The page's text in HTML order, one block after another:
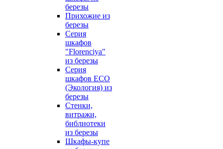
березы
Прихожие из
березы
Серия
шкафов
"Florenciya"
из березы
Серия
шкафов ECO
(Экология) из
березы
Стенки,
витражи,
библиотеки
из березы
Шкафы-купе